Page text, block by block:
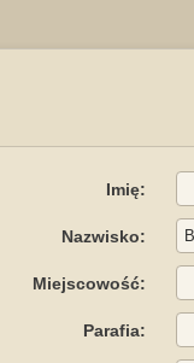
Imię:
Nazwisko:
Miejscowość:
Parafia: